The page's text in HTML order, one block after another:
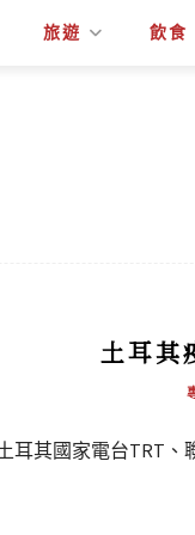
旅遊 飲食
土耳其
耳其國家電台TRT、